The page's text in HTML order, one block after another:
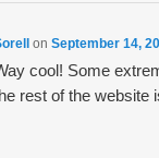
onSeptember 14,
cool! Some
rest of the website